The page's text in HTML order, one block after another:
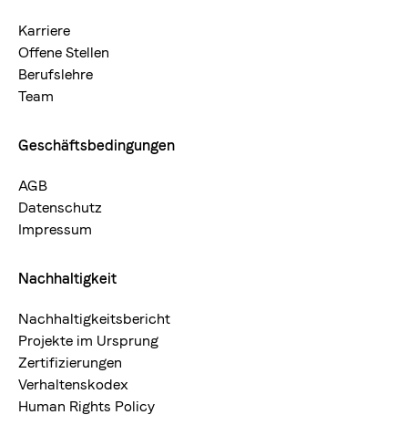
Karriere
Offene Stellen
Berufslehre
Team
Geschäftsbedingungen
AGB
Datenschutz
Impressum
Nachhaltigkeit
Nachhaltigkeitsbericht
Projekte im Ursprung
Zertifizierungen
Verhaltenskodex
Human Rights Policy